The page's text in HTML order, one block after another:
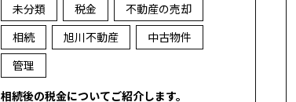
未分類 税金
不動産の売却
相続
旭川不動産
中古物件
管理
相続後の税金についてご紹介します。